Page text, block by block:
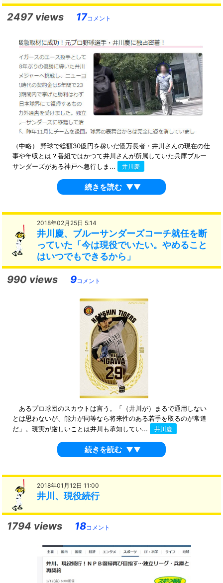
2497 views 17コメント
（中略） 野球で総額30億円を稼いだ億万長者・井川さんの現在の仕
事や年収とは？番組ではかつて井川さんが所属していた兵庫ブルー
サンダーズがある神戸へ急行しま...
井川慶
続きを読む ▼▼
2018年02月25日 5:14
井川慶、ブルーサンダーズコーチ就任を断
っていた「今は現役でいたい。やめること
はいつでもできるから」
990 views 9コメント
あるプロ球団のスカウトは言う。「（井川が）まるで通用しない
とは思わないが、能力が同等なら将来性のある若手を取るのが常道
だ」。現実が厳しいことは井川も承知してい...
井川慶
続きを読む ▼▼
2018年01月12日 11:00
井川、現役続行
1794 views 18コメント